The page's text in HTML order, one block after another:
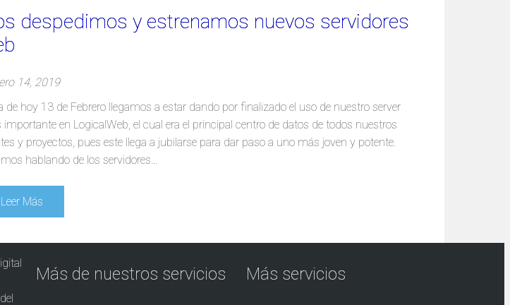
despedimos y estrenamos nuevos servidores
14, 2019
de hoy 13 de Febrero llegamos a estar dando por finalizado el uso de nuestro server
importante en LogicalWeb, el cual era el principal centro de datos de todos nuestros
y proyectos, pues este llega a jubilarse para dar paso a uno más joven y potente.
hablando de los servidores…
Leer Más
Más de nuestros servicios Más servicios